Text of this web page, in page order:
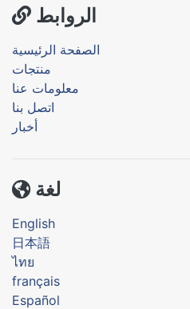
الروابط
الصفحة الرئيسية
منتجات
معلومات عنا
اتصل بنا
أخبار
لغة
English
日本語
ไทย
français
Español